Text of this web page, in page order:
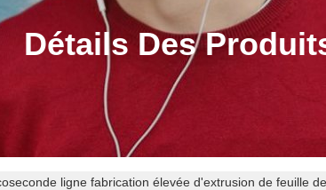
Détails Des
ligne fabrication élevée d'extrusion de feuille